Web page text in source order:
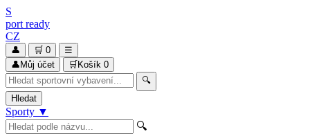
S
port ready
CZ
👤 🛒 0
☰
👤 Můj účet 🛒 Košík 0
🔍
Hledat
Sporty ▼
🔍